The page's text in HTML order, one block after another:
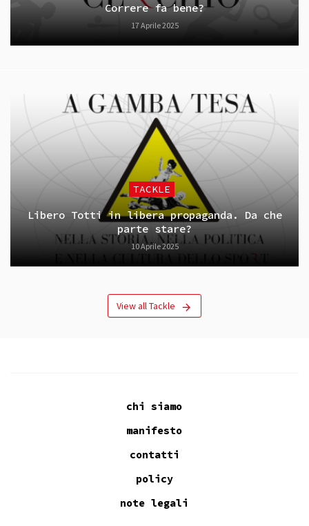
Correre fa bene?
17 Aprile 2025
TACKLE
Libero Totti in libera propaganda. Da che
parte stare?
10 Aprile 2025
View all Tackle
chi siamo
manifesto
contatti
policy
note legali